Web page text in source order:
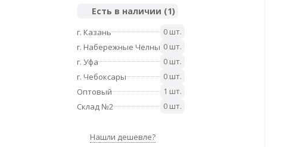
Есть в наличии (1)
г. Казань
0 шт.
г. Набережные Челны 0 шт.
г. Уфа
0 шт.
г. Чебоксары
0 шт.
Оптовый
1 шт.
Склад №2
0 шт.
Нашли дешевле?